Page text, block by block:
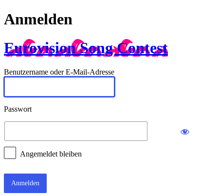
Anmelden
Eurovision Song Contest
Benutzername oder E-Mail-Adresse
Passwort
Angemeldet bleiben